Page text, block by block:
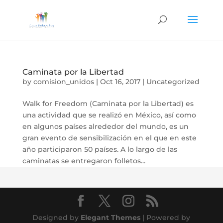
Caminata por la Libertad
by comision_unidos| Oct 16, 2017| Uncategorized
Walk for Freedom (Caminata por la Libertad) es
una actividad que se realizó en México, así como
en algunos países alrededor del mundo, es un
gran evento de sensibilización en el que en este
año participaron 50 países. A lo largo de las
caminatas se entregaron folletos...
Designed by Elegant Themes | Powered by